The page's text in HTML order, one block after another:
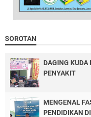
SOROTAN
DAGING KUDA
PENYAKIT
MENGENAL
PENDIDIKAN